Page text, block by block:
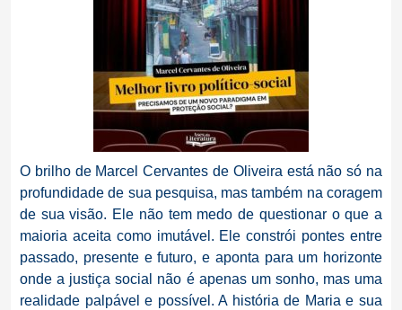
O brilho de Marcel Cervantes de Oliveira está não só na
profundidade de sua pesquisa, mas também na coragem
de sua visão. Ele não tem medo de questionar o que a
maioria aceita como imutável. Ele constrói pontes entre
passado, presente e futuro, e aponta para um horizonte
onde a justiça social não é apenas um sonho, mas uma
realidade palpável e possível. A história de Maria e sua